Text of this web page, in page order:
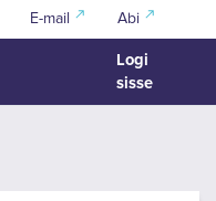
E-mail Abi
Logi
sisse